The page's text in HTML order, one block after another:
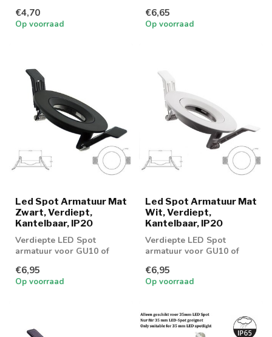
€4,70
Op voorraad
€6,65
Op voorraad
Led Spot Armatuur Mat
Zwart, Verdiept,
Kantelbaar, IP20
Verdiepte LED Spot
armatuur voor GU10 of
€6,95
Op voorraad
Led Spot Armatuur Mat
Wit, Verdiept,
Kantelbaar, IP20
Verdiepte LED Spot
armatuur voor GU10 of
€6,95
Op voorraad